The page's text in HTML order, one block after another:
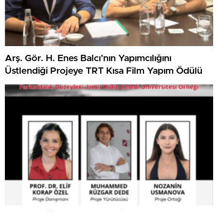
Arş. Gör. H. Enes Balcı’nın Yapımcılığını
Üstlendiği Projeye TRT Kısa Film Yapım Ödülü